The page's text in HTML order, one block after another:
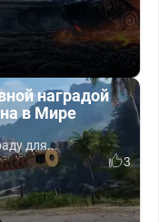
наградой
в Мире
для...
3